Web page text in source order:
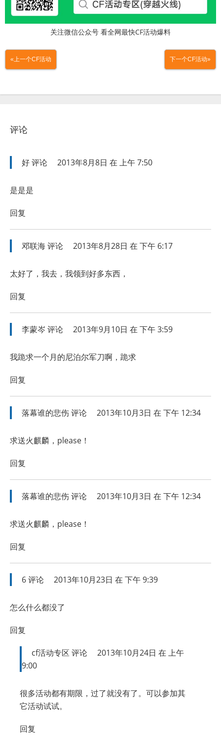
关注微信公众号 看全网最快CF活动爆料
«上一个CF活动 下一个CF活动»
评论
好评论 2013年8月8日 在 上午 7:50
是是是
回复
邓联海评论 2013年8月28日 在 下午 6:17
太好了，我去，我领到好多东西，
回复
李蒙岑 评论 2013年9月10日 在 下午 3:59
我跪求一个月的尼泊尔军刀啊，跪求
回复
落幕谁的悲伤评论 2013年10月3日 在 下午 12:34
求送火麒麟，please！
回复
落幕谁的悲伤评论 2013年10月3日 在 下午 12:34
求送火麒麟，please！
回复
6评论 2013年10月23日 在 下午 9:39
怎么什么都没了
回复
cf活动专区 评论
2013年10月24日 在 上午
9:00
很多活动都有期限，过了就没有了。可以参加其
它活动试试。
回复